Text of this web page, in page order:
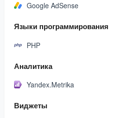
Google AdSense
Языки программирования
PHP
Аналитика
Yandex.Metrika
Виджеты